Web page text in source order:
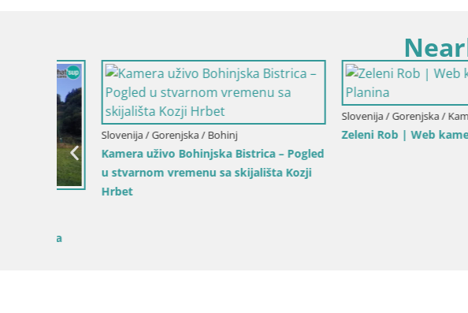
Slovenija / Gorenjska / Kranjska Gora
Gozd Martuljek – planinski lanac Špik